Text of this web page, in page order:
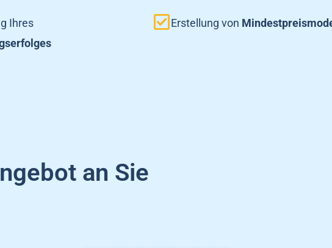
Ihres
Erstellung von
an Sie